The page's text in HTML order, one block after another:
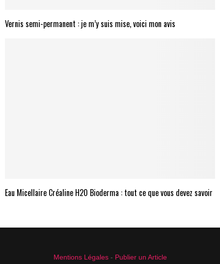
Vernis semi-permanent : je m’y suis mise, voici mon avis
Eau Micellaire Créaline H20 Bioderma : tout ce que vous devez savoir
Mentions Légales- Publier un Article